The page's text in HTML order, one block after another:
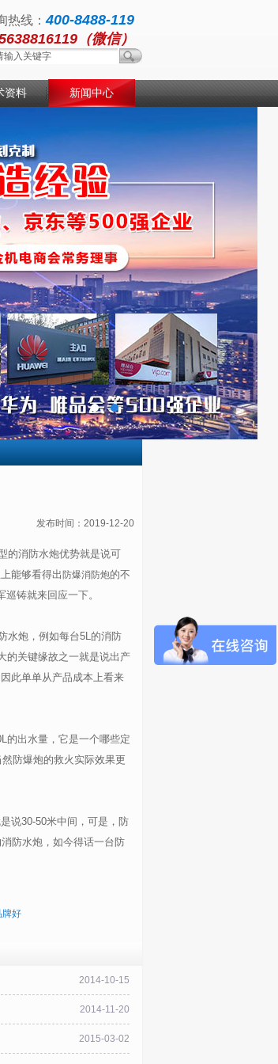
热线：400-8488-119
（微信）
资料 新闻中心
发布时间：2019-12-20
的消防水炮优势就是说可
能够看得出 防爆消防炮的不
铸就来回应一下。
水炮，例如每台5L的消防
的关键缘故之一就是说出产
此单单从产品成本上看来
的出水量，它是一个哪些定
防爆炮的救火实际效果更
说30-50米中间，可是，防
防水炮，如今得话一台防
牌好
2014-10-15
2014-11-20
2015-03-02